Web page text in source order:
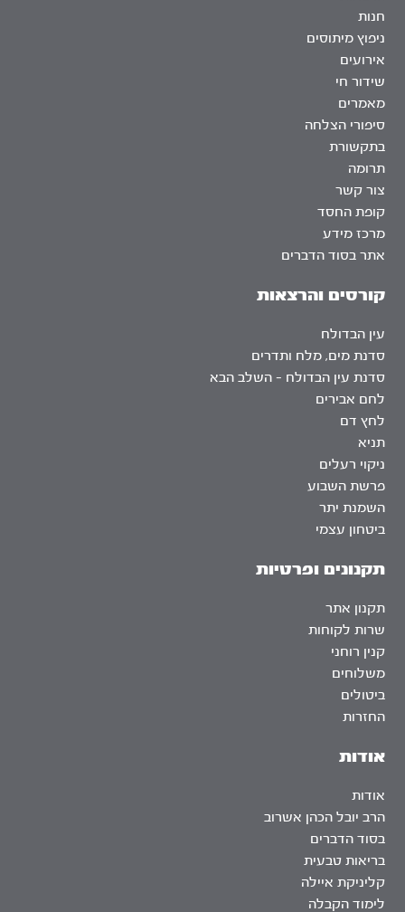
אודות
אודות
הרב יובל הכהן אשרוב
בסוד הדברים
בריאות טבעית
קליניקת איילה
לימוד הקבלה
חנות
ניפוץ מיתוסים
אירועים
שידור חי
מאמרים
סיפורי הצלחה
בתקשורת
תרומה
צור קשר
קופת החסד
מרכז מידע
אתר בסוד הדברים
קורסים והרצאות
עין הבדולח
סדנת מים, מלח ותדרים
סדנת עין הבדולח – השלב הבא
לחם אבירים
לחץ דם
תניא
ניקוי רעלים
פרשת השבוע
השמנת יתר
ביטחון עצמי
תקנונים ופרטיות
תקנון אתר
שרות לקוחות
קנין רוחני
משלוחים
ביטולים
החזרות